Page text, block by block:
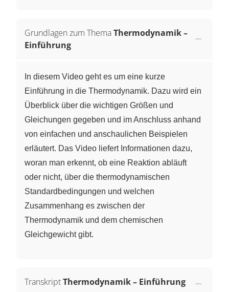
Grundlagen zum ThemaThermodynamik –
Einführung
In diesem Video geht es um eine kurze
Einführung in die Thermodynamik. Dazu wird ein
Überblick über die wichtigen Größen und
Gleichungen gegeben und im Anschluss anhand
von einfachen und anschaulichen Beispielen
erläutert. Das Video liefert Informationen dazu,
woran man erkennt, ob eine Reaktion abläuft
oder nicht, über die thermodynamischen
Standardbedingungen und welchen
Zusammenhang es zwischen der
Thermodynamik und dem chemischen
Gleichgewicht gibt.
TranskriptThermodynamik – Einführung